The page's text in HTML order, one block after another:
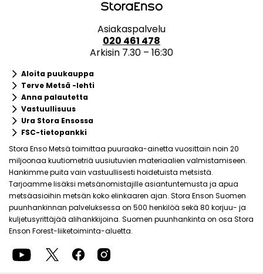
Asiakaspalvelu
020 461 478
Arkisin 7.30 – 16:30
keyboard_arrow_rightAloita puukauppa
keyboard_arrow_rightTerve Metsä -lehti
keyboard_arrow_rightAnna palautetta
keyboard_arrow_rightVastuullisuus
keyboard_arrow_rightUra Stora Ensossa
keyboard_arrow_rightFSC-tietopankki
Stora Enso Metsä toimittaa puuraaka-ainetta vuosittain noin 20
miljoonaa kuutiometriä uusiutuvien materiaalien valmistamiseen.
Hankimme puita vain vastuullisesti hoidetuista metsistä.
Tarjoamme lisäksi metsänomistajille asiantuntemusta ja apua
metsäasioihin metsän koko elinkaaren ajan. Stora Enson Suomen
puunhankinnan palveluksessa on 500 henkilöä sekä 80 korjuu- ja
kuljetusyrittäjää alihankkijoina. Suomen puunhankinta on osa Stora
Enson Forest-liiketoiminta-aluetta.